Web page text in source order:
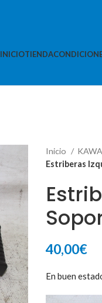
INICIOTIENDA
Inicio
Estriberas
40,00€
En buen